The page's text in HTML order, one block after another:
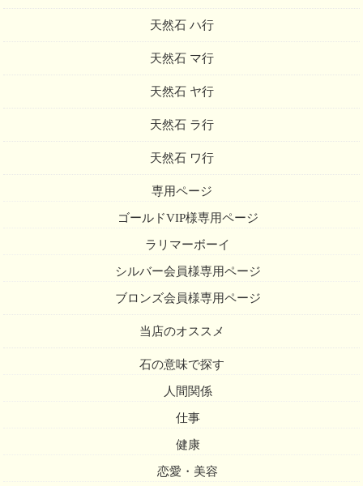
天然石 ハ行
天然石 マ行
天然石 ヤ行
天然石 ラ行
天然石 ワ行
専用ページ
ゴールドVIP様専用ページ
ラリマーボーイ
シルバー会員様専用ページ
ブロンズ会員様専用ページ
当店のオススメ
石の意味で探す
人間関係
仕事
健康
恋愛・美容